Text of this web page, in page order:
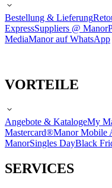
Bestellung & Lieferung
ExpressSuppliers @ Manor
MediaManor auf WhatsApp
VORTEILE
Angebote & KatalogeMy
Mastercard®Manor Mobile
ManorSingles DayBlack
SERVICES